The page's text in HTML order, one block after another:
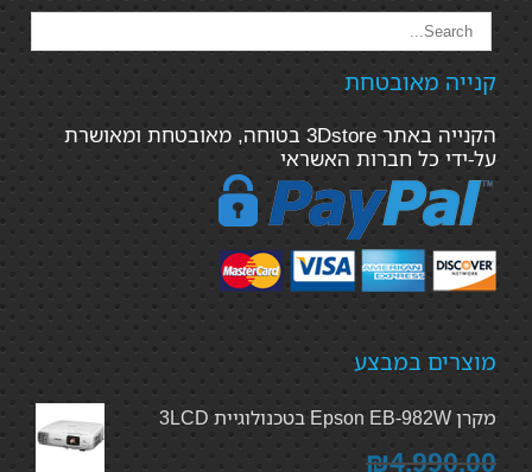
קנייה מאובטחת
הקנייה באתר 3Dstore בטוחה, מאובטחת ומאושרת
על-ידי כל חברות האשראי
מוצרים במבצע
מקרן Epson EB-982W בטכנולוגיית 3LCD
₪4,990.00